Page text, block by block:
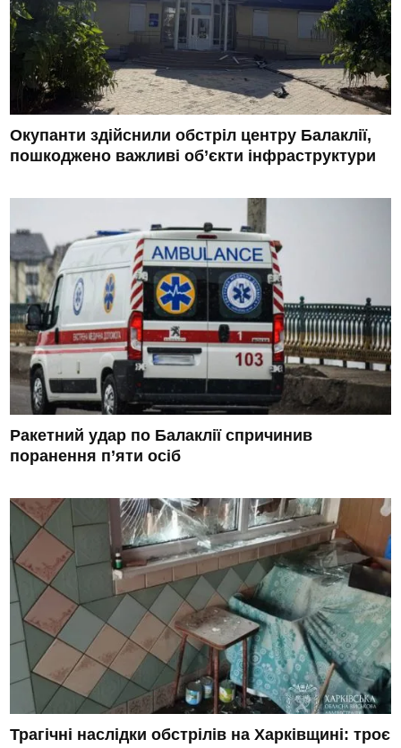
Окупанти здійснили обстріл центру Балаклії,
пошкоджено важливі об’єкти інфраструктури
Ракетний удар по Балаклії спричинив
поранення п’яти осіб
Трагічні наслідки обстрілів на Харківщині: троє